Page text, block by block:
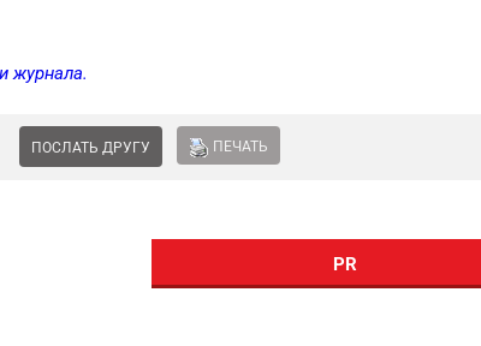
журнала.
ПОСЛАТЬ ДРУГУ ПЕЧАТЬ
PR